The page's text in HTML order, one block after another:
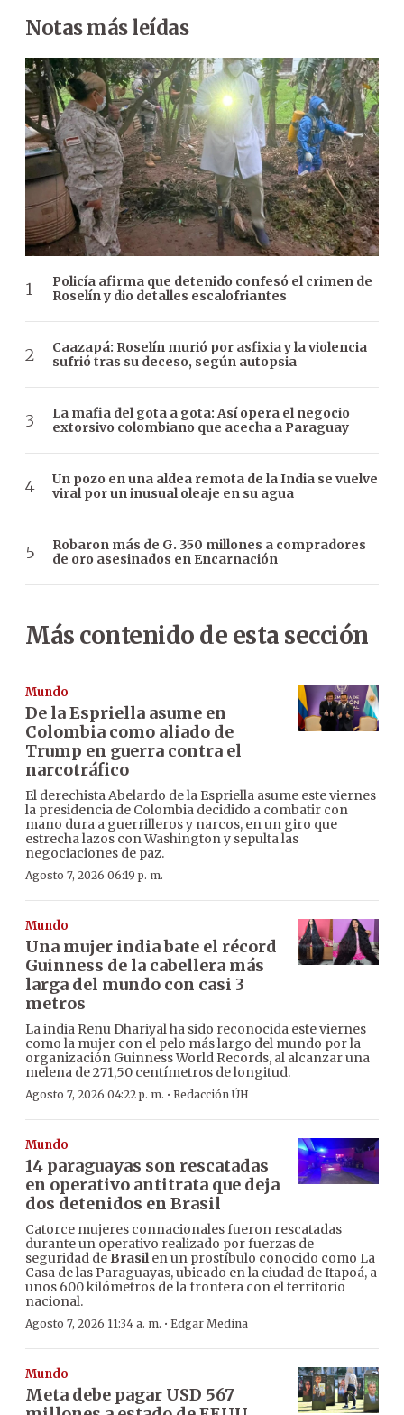
Notas más leídas
Policía afirma que detenido confesó el crimen de
Roselín y dio detalles escalofriantes
Caazapá: Roselín murió por asfixia y la violencia
sufrió tras su deceso, según autopsia
La mafia del gota a gota: Así opera el negocio
extorsivo colombiano que acecha a Paraguay
Un pozo en una aldea remota de la India se vuelve
viral por un inusual oleaje en su agua
Robaron más de G. 350 millones a compradores
de oro asesinados en Encarnación
Más contenido de esta sección
Mundo
De la Espriella asume en
Colombia como aliado de
Trump en guerra contra el
narcotráfico
El derechista Abelardo de la Espriella asume este viernes
la presidencia de Colombia decidido a combatir con
mano dura a guerrilleros y narcos, en un giro que
estrecha lazos con Washington y sepulta las
negociaciones de paz.
Agosto 7, 2026 06:19 p. m.
Mundo
Una mujer india bate el récord
Guinness de la cabellera más
larga del mundo con casi 3
metros
La india Renu Dhariyal ha sido reconocida este viernes
como la mujer con el pelo más largo del mundo por la
organización Guinness World Records, al alcanzar una
melena de 271,50 centímetros de longitud.
Agosto 7, 2026 04:22 p. m. · Redacción ÚH
Mundo
14 paraguayas son rescatadas
en operativo antitrata que deja
dos detenidos en Brasil
Catorce mujeres connacionales fueron rescatadas
durante un operativo realizado por fuerzas de
seguridad de Brasilen un prostíbulo conocido como La
Casa de las Paraguayas, ubicado en la ciudad de Itapoá, a
unos 600 kilómetros de la frontera con el territorio
nacional.
Agosto 7, 2026 11:34 a. m. · Edgar Medina
Mundo
Meta debe pagar USD 567